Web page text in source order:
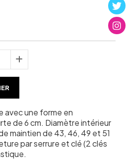
avec une forme en
de 6 cm. Diamètre intérieur
maintien de 43, 46, 49 et 51
par serrure et clé (2 clés